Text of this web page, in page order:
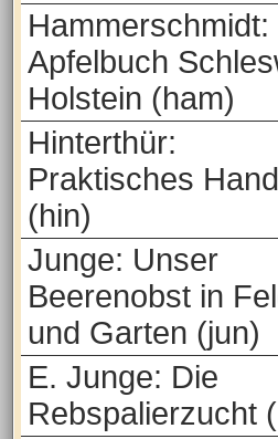
Hammerschmidt:
Apfelbuch
Holstein (ham)
Hinterthür:
Praktisches
(hin)
Junge: Unser
Beerenobst in
und Garten (jun)
E. Junge: Die
Rebspalierzucht